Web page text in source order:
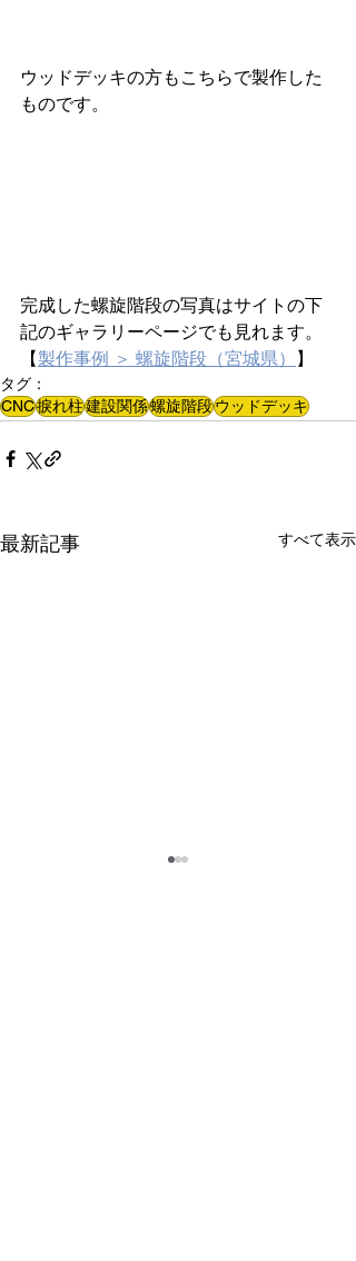
ウッドデッキの方もこちらで製作した
ものです。
完成した螺旋階段の写真はサイトの下
記のギャラリーページでも見れます。
【製作事例 ＞ 螺旋階段（宮城県） 】
タグ：
CNC捩れ柱建設関係螺旋階段ウッドデッキ
最新記事 すべて表示